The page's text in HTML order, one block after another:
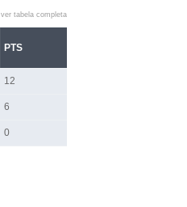
ver tabela completa
PTS
12
6
0